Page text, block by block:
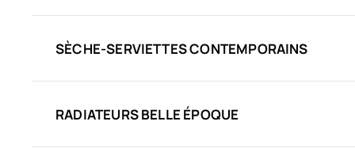
SÈCHE-SERVIETTES CONTEMPORAINS
RADIATEURS BELLE ÉPOQUE